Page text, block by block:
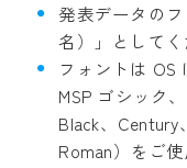
発表データの
名）」としてく
フォントは OS
MSP ゴシック
Black、Century
Roman）をご使